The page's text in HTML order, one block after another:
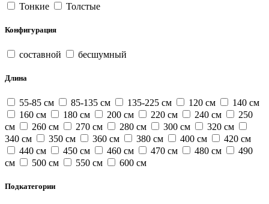
Тонкие Толстые
Конфигурация
составной бесшумный
Длина
55-85 см 85-135 см 135-225 см 120 см
140 см
160 см
180 см 200 см 220 см 240 см
250
см
260 см 270 см 280 см 300 см
320 см
340 см
350 см 360 см 380 см 400 см
420 см
440 см
450 см 460 см 470 см 480 см
490
см
500 см 550 см 600 см
Подкатегории